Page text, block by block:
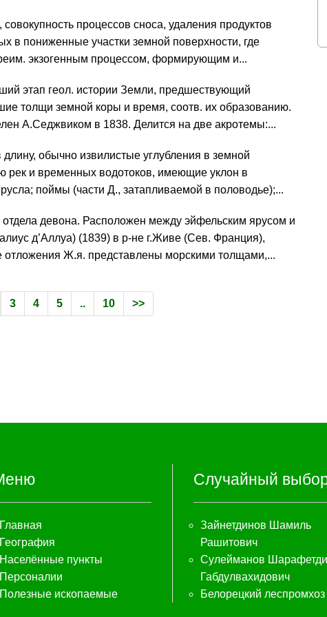
процессов сноса, удаления продуктов
в пониженные участки земной поверхности, где
экзогенным процессом, формирующим и...
этап геол. истории Земли, предшествующий
толщи земной коры и время, соотв. их образованию.
А.Седжвиком в 1838. Делится на две акротемы:...
длину, обычно извилистые углубления в земной
рек и временных водотоков, имеющие уклон в
поймы (части Д., затапливаемой в половодье);...
отдела девона. Расположен между эйфельским ярусом и
д’Аллуа) (1839) в р-не г.Живе (Сев. Франция),
отложения Ж.я. представлены морскими толщами,...
3 4 5 .. 10 >>
Главная
География
Населённые пункты
Персоналии
Полезные ископаемые
Случайный
Зайнетдинов Шамиль
Рашитович
Сулейманов
Габдулвахидович
Белорецкий леспромхоз